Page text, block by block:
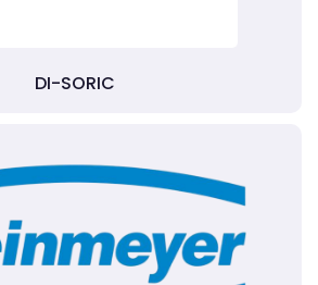
DI-SORIC